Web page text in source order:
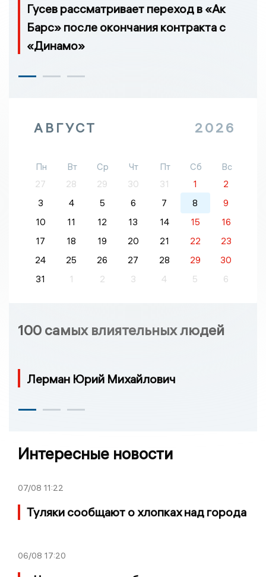
Гусев рассматривает переход в «Ак
Барс» после окончания контракта с
«Динамо»
АВГУСТ 2026
Пн Вт Ср Чт Пт Сб
Вс
27
28 29 30 31 1
2
3
4 5 6 7 8
9
10
11 12 13 14 15
16
17
18 19 20 21 22
23
24
25 26 27 28 29
30
31
1 2 3 4 5 6
100 самых влиятельных людей
Лерман Юрий Михайлович
Интересные новости
07/08 11:22
Туляки сообщают о хлопках над города
06/08 17:20